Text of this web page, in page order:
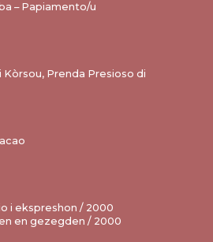
– Papiamento/u
Kòrsou, Prenda Presioso di
i ekspreshon / 2000
en gezegden / 2000